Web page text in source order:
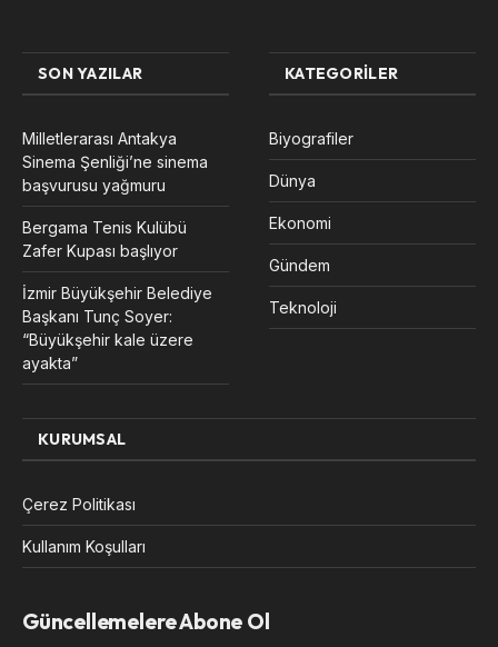
SON YAZILAR
Milletlerarası Antakya
Sinema Şenliği’ne sinema
başvurusu yağmuru
Bergama Tenis Kulübü
Zafer Kupası başlıyor
İzmir Büyükşehir Belediye
Başkanı Tunç Soyer:
“Büyükşehir kale üzere
ayakta”
KATEGORILER
Biyografiler
Dünya
Ekonomi
Gündem
Teknoloji
KURUMSAL
Çerez Politikası
Kullanım Koşulları
Güncellemelere Abone Ol